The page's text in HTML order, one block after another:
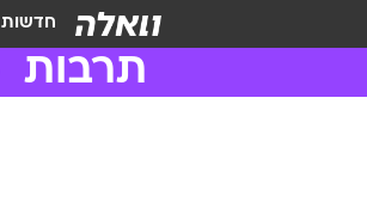
חדשות
תרבות